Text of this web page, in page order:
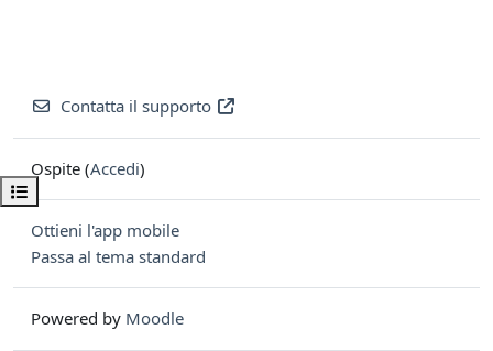
Apri indice del corso
Contatta il supporto
Ospite (Accedi)
Ottieni l'app mobile
Passa al tema standard
Powered by Moodle